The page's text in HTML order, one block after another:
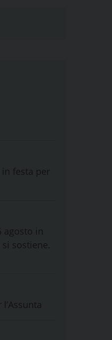
festa per
agosto in
si sostiene.